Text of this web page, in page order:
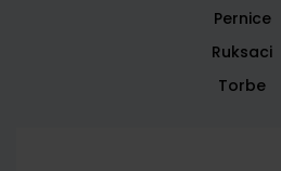
Pernice
Ruksaci
Torbe